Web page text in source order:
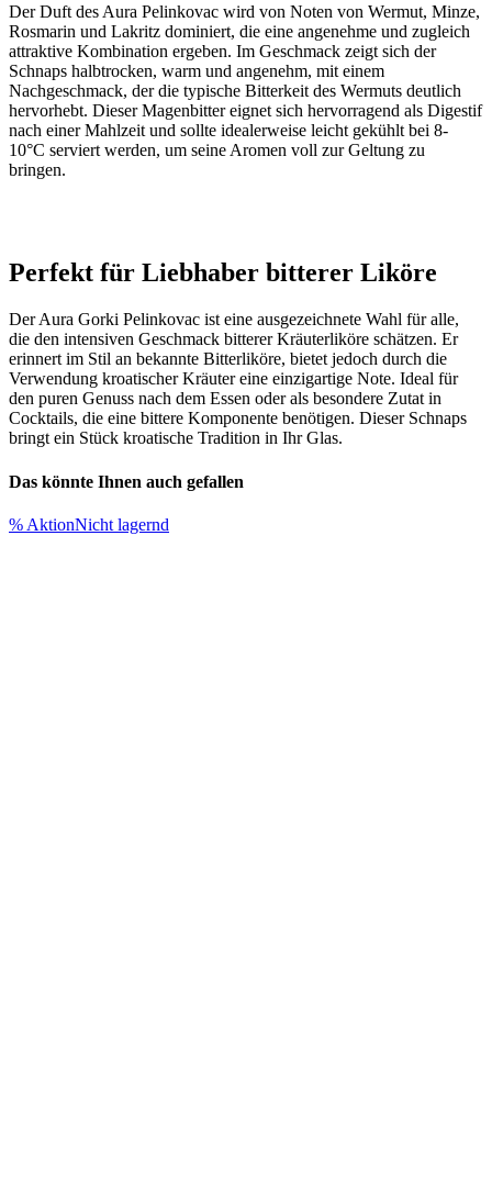
Der Duft des Aura Pelinkovac wird von Noten von Wermut, Minze,
Rosmarin und Lakritz dominiert, die eine angenehme und zugleich
attraktive Kombination ergeben. Im Geschmack zeigt sich der
Schnaps halbtrocken, warm und angenehm, mit einem
Nachgeschmack, der die typische Bitterkeit des Wermuts deutlich
hervorhebt. Dieser Magenbitter eignet sich hervorragend als Digestif
nach einer Mahlzeit und sollte idealerweise leicht gekühlt bei 8-
10°C serviert werden, um seine Aromen voll zur Geltung zu
bringen.
Perfekt für Liebhaber bitterer Liköre
Der Aura Gorki Pelinkovac ist eine ausgezeichnete Wahl für alle,
die den intensiven Geschmack bitterer Kräuterliköre schätzen. Er
erinnert im Stil an bekannte Bitterliköre, bietet jedoch durch die
Verwendung kroatischer Kräuter eine einzigartige Note. Ideal für
den puren Genuss nach dem Essen oder als besondere Zutat in
Cocktails, die eine bittere Komponente benötigen. Dieser Schnaps
bringt ein Stück kroatische Tradition in Ihr Glas.
Das könnte Ihnen auch gefallen
% AktionNicht lagernd